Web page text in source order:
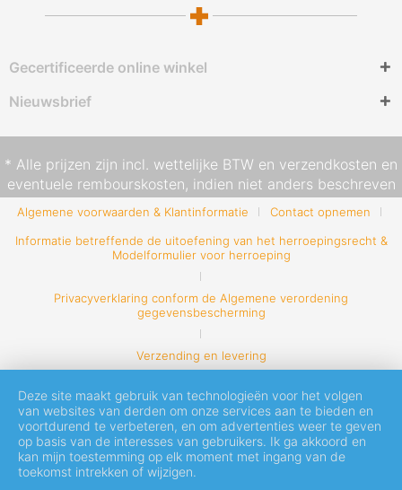
Gecertificeerde online winkel
Nieuwsbrief
* Alle prijzen zijn incl. wettelijke BTW en verzendkosten en
eventuele rembourskosten, indien niet anders beschreven
Algemene voorwaarden & Klantinformatie
Contact opnemen
Informatie betreffende de uitoefening van het herroepingsrecht &
Modelformulier voor herroeping
Privacyverklaring conform de Algemene verordening
gegevensbescherming
Verzending en levering
Deze site maakt gebruik van technologieën voor het volgen
van websites van derden om onze services aan te bieden en
voortdurend te verbeteren, en om advertenties weer te geven
op basis van de interesses van gebruikers. Ik ga akkoord en
kan mijn toestemming op elk moment met ingang van de
toekomst intrekken of wijzigen.